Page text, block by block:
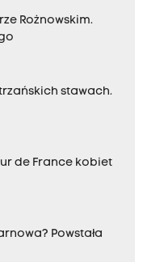
Rożnowskim.
stawach.
de France kobiet
Powstała